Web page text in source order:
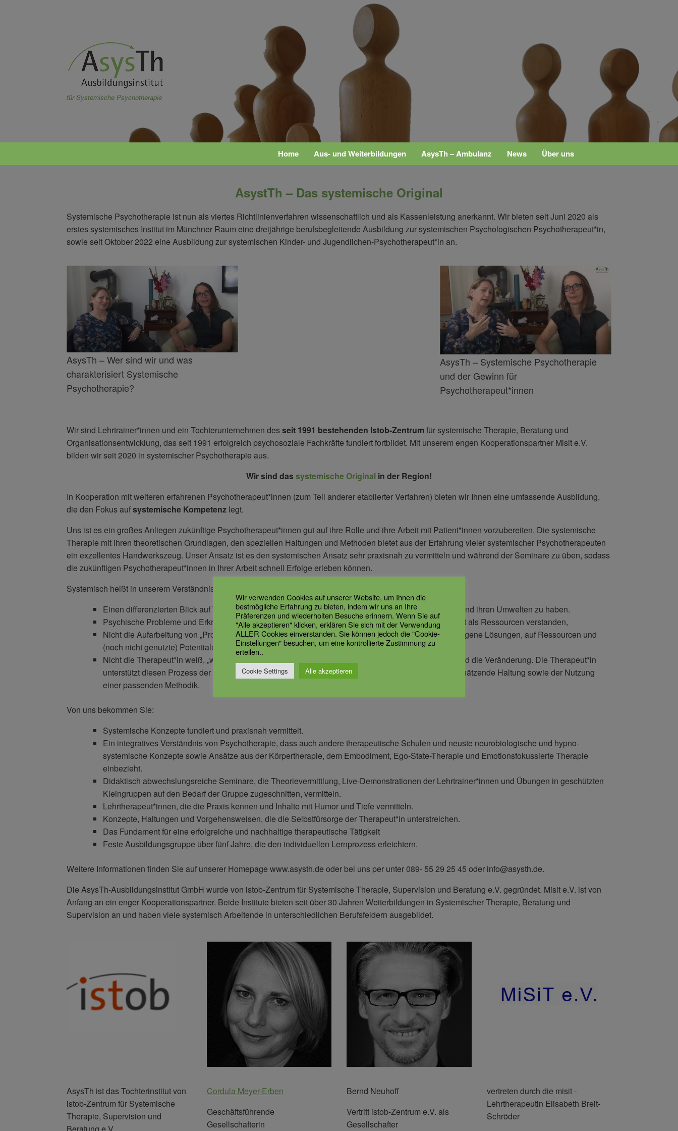
für Systemische Psychotherapie
Home Aus- und Weiterbildungen AsysTh – Ambulanz News Über uns
AsystTh – Das systemische Original
Systemische Psychotherapie ist nun als viertes Richtlinienverfahren wissenschaftlich und als Kassenleistung anerkannt. Wir bieten seit Juni 2020 als
erstes systemisches Institut im Münchner Raum eine dreijährige berufsbegleitende Ausbildung zur systemischen Psychologischen Psychotherapeut*in,
sowie seit Oktober 2022 eine Ausbildung zur systemischen Kinder- und Jugendlichen-Psychotherapeut*in an.
AsysTh – Wer sind wir und was
charakterisiert Systemische
Psychotherapie?
AsysTh – Systemische Psychotherapie
und der Gewinn für
Psychotherapeut*innen
Wir sind Lehrtrainer*innen und ein Tochterunternehmen desseit 1991 bestehenden Istob-Zentrum für systemische Therapie, Beratung und
Organisationsentwicklung, das seit 1991 erfolgreich psychosoziale Fachkräfte fundiert fortbildet. Mit unserem engen Kooperationspartner Misit e.V.
bilden wir seit 2020 in systemischer Psychotherapie aus.
Wir sind dassystemische Original in der Region!
In Kooperation mit weiteren erfahrenen Psychotherapeut*innen (zum Teil anderer etablierter Verfahren) bieten wir Ihnen eine umfassende Ausbildung,
die den Fokus aufsystemische Kompetenz legt.
Uns ist es ein großes Anliegen zukünftige Psychotherapeut*innen gut auf ihre Rolle und ihre Arbeit mit Patient*innen vorzubereiten. Die systemische
Therapie mit ihren theoretischen Grundlagen, den speziellen Haltungen und Methoden bietet aus der Erfahrung vieler systemischer Psychotherapeuten
ein exzellentes Handwerkszeug. Unser Ansatz ist es den systemischen Ansatz sehr praxisnah zu vermitteln und während der Seminare zu üben, sodass
die zukünftigen Psychotherapeut*innen in Ihrer Arbeit schnell Erfolge erleben können.
Systemisch heißt in unserem Verständnis:
Einen differenzierten Blick auf Wechselwirkungen und Muster in Systemen und zwischen Systemen und ihren Umwelten zu haben.
Psychische Probleme und Erkrankungen werden als (nicht funktionierende) Lösungsmuster und somit als Ressourcen verstanden,
Nicht die Aufarbeitung von „Problemen“ steht im Zentrum, sondern die Fokussierung auf bereits gelungene Lösungen, auf Ressourcen und
(noch nicht genutzte) Potentiale,
Nicht die Therapeut*in weiß, „was richtig ist“, sondern die Patient*in ist Expert*in für sich, ihr Leben und die Veränderung. Die Therapeut*in
unterstützt diesen Prozess der Aktivierung von Selbstwirksamkeit durch eine einfühlsame und wertschätzende Haltung sowie der Nutzung
einer passenden Methodik.
Von uns bekommen Sie:
Systemische Konzepte fundiert und praxisnah vermittelt.
Ein integratives Verständnis von Psychotherapie, dass auch andere therapeutische Schulen und neuste neurobiologische und hypno-
systemische Konzepte sowie Ansätze aus der Körpertherapie, dem Embodiment, Ego-State-Therapie und Emotionsfokussierte Therapie
einbezieht.
Didaktisch abwechslungsreiche Seminare, die Theorievermittlung, Live-Demonstrationen der Lehrtrainer*innen und Übungen in geschützten
Kleingruppen auf den Bedarf der Gruppe zugeschnitten, vermitteln.
Lehrtherapeut*innen, die die Praxis kennen und Inhalte mit Humor und Tiefe vermitteln.
Konzepte, Haltungen und Vorgehensweisen, die die Selbstfürsorge der Therapeut*in unterstreichen.
Das Fundament für eine erfolgreiche und nachhaltige therapeutische Tätigkeit
Feste Ausbildungsgruppe über fünf Jahre, die den individuellen Lernprozess erleichtern.
Weitere Informationen finden Sie auf unserer Homepage www.asysth.de oder bei uns per unter 089- 55 29 25 45 oder info@asysth.de.
Die AsysTh-Ausbildungsinstitut GmbH wurde von istob-Zentrum für Systemische Therapie, Supervision und Beratung e.V. gegründet. Misit e.V. ist von
Anfang an ein enger Kooperationspartner. Beide Institute bieten seit über 30 Jahren Weiterbildungen in Systemischer Therapie, Beratung und
Supervision an und haben viele systemisch Arbeitende in unterschiedlichen Berufsfeldern ausgebildet.
AsysTh ist das Tochterinstitut von
istob-Zentrum für Systemische
Therapie, Supervision und
Beratung e.V.
Cordula Meyer-Erben
Geschäftsführende
Gesellschafterin
Bernd Neuhoff
Vertritt istob-Zentrum e.V. als
Gesellschafter
vertreten durch die misit -
Lehrtherapeutin Elisabeth Breit-
Schröder
Wir verwenden Cookies auf unserer Website, um Ihnen die
bestmögliche Erfahrung zu bieten, indem wir uns an Ihre
Präferenzen und wiederholten Besuche erinnern. Wenn Sie auf
"Alle akzeptieren" klicken, erklären Sie sich mit der Verwendung
ALLER Cookies einverstanden. Sie können jedoch die "Cookie-
Einstellungen" besuchen, um eine kontrollierte Zustimmung zu
erteilen..
Cookie Settings Alle akzeptieren